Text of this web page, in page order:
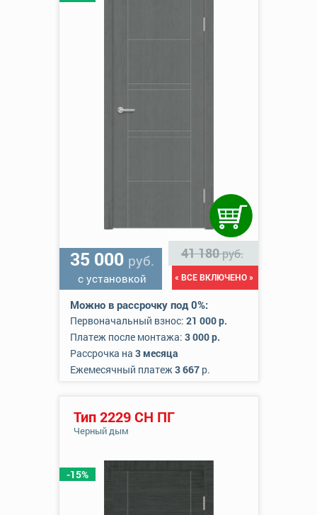
35 000 руб.
с установкой
41 180руб.
« ВСЕ ВКЛЮЧЕНО »
Можно в рассрочку под 0%:
Первоначальный взнос: 21 000 р.
Платеж после монтажа: 3 000 р.
Рассрочка на 3 месяца
Ежемесячный платеж3 667р.
-15%
Тип 2229 СН ПГ
Черный дым